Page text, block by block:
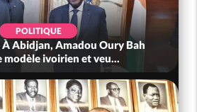
POLITIQUE
Abidjan, Amadou Oury Bah
modèle ivoirien et veu...